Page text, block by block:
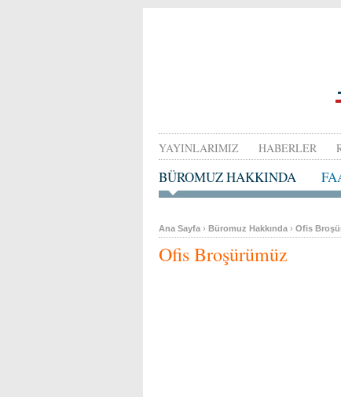
BÜROMUZ HAKKINDA
YAYINLARIMIZ HABERLER
Ana Sayfa › Büromuz Hakkında › Ofis
Ofis Broşürümüz